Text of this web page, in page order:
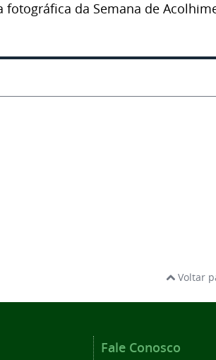
fotográfica da Semana de
Voltar
Fale Conosco